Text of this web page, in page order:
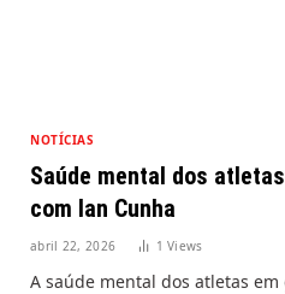
NOTÍCIAS
Saúde mental dos
com Ian Cunha
abril 22, 2026 1Views
A saúde mental dos atletas